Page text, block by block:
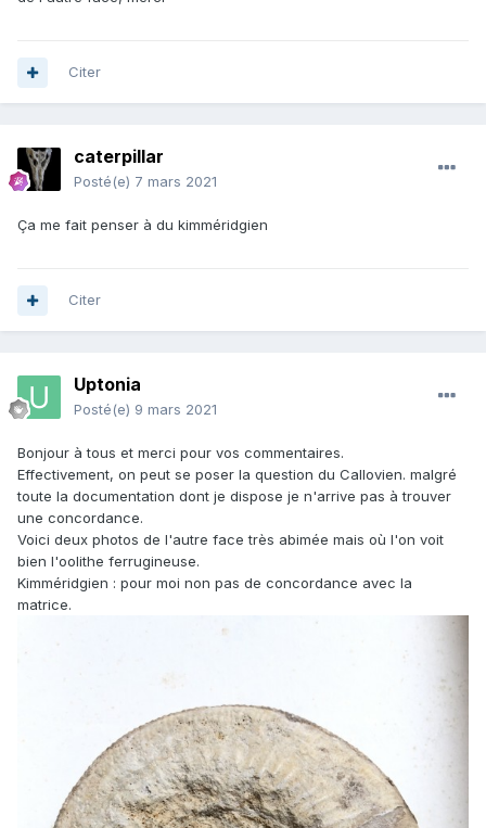
Citer
caterpillar
Posté(e) 7 mars 2021
Ça me fait penser à du kimméridgien
Citer
Uptonia
Posté(e) 9 mars 2021
Bonjour à tous et merci pour vos commentaires.
Effectivement, on peut se poser la question du Callovien. malgré
toute la documentation dont je dispose je n'arrive pas à trouver
une concordance.
Voici deux photos de l'autre face très abimée mais où l'on voit
bien l'oolithe ferrugineuse.
Kimméridgien : pour moi non pas de concordance avec la
matrice.